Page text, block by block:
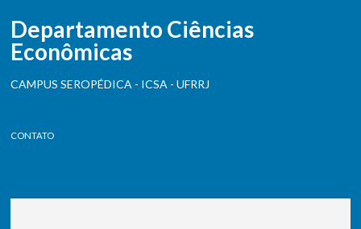
Departamento Ciências
Econômicas
CAMPUS SEROPÉDICA - ICSA - UFRRJ
CONTATO